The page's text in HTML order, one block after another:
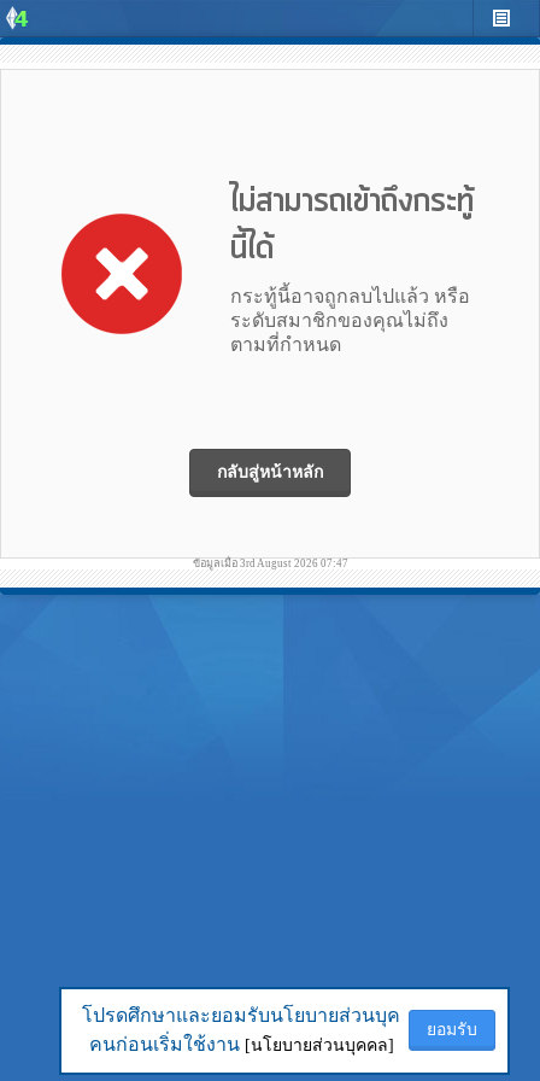
โปรดศึกษาและยอมรับนโยบายส่วนบุค
คนก่อนเริ่มใช้งาน [นโยบายส่วนบุคคล]
ยอมรับ
ไม่สามารถเข้าถึงกระทู้
นี้ได้
กระทู้นี้อาจถูกลบไปแล้ว หรือ
ระดับสมาชิกของคุณไม่ถึง
ตามที่กำหนด
กลับสู่หน้าหลัก
ข้อมูลเมื่อ 3rd August 2026 07:47
โปรดศึกษาและยอมรับนโยบายส่วนบุค
คนก่อนเริ่มใช้งาน [นโยบายส่วนบุคคล]
ยอมรับ